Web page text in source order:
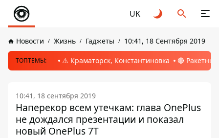
UK
Новости Жизнь Гаджеты 10:41, 18 Сентября 2019
ТОПТЕМЫ: ⚠️ Краматорск, Константиновка 🔴
10:41, 18 сентября 2019
Наперекор всем утечкам: глава OnePlus
не дождался презентации и показал
новый OnePlus 7T